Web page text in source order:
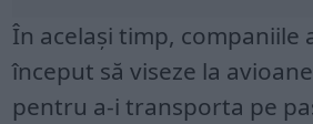
În același timp, companiile
început să viseze la
pentru a-i transporta pe